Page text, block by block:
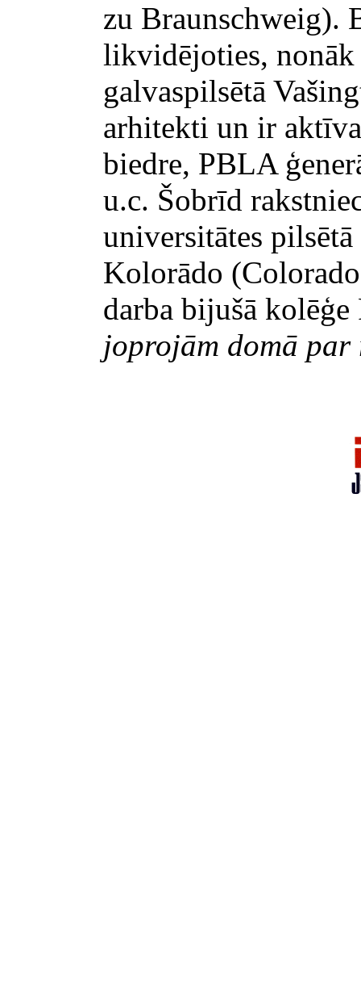
zu Braunschweig).
likvidējoties,
galvaspilsētā
arhitekti un ir
biedre, PBLA
u.c. Šobrīd
universitātes
Kolorādo
darba bijušā
joprojām domā